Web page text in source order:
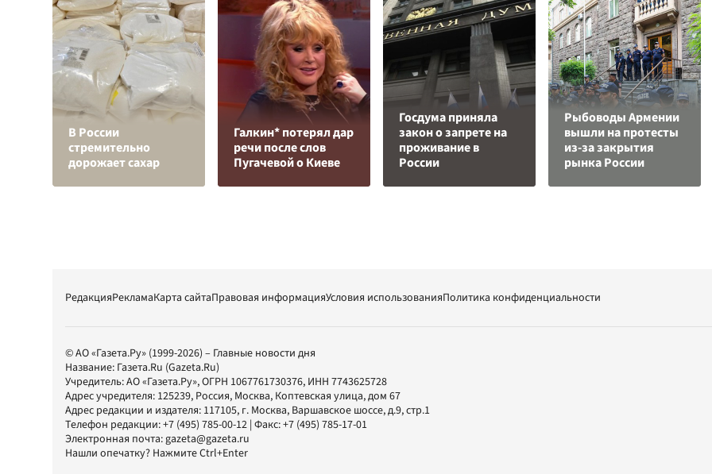
В России
стремительно
дорожает сахар
Галкин* потерял дар
речи после слов
Пугачевой о Киеве
Госдума приняла
закон о запрете на
проживание в
России
Рыбоводы Армении
вышли на протесты
из-за закрытия
рынка России
РедакцияРекламаКарта сайтаПравовая информацияУсловия использованияПолитика конфиденциальности
© АО «Газета.Ру» (1999-2026) – Главные новости дня
Название: Газета.Ru (Gazeta.Ru)
Учредитель:АО «Газета.Ру», ОГРН 1067761730376, ИНН 7743625728
Адрес учредителя: 125239, Россия, Москва, Коптевская улица, дом 67
Адрес редакции и издателя: 117105, г. Москва, Варшавское шоссе, д.9, стр.1
Телефон редакции:+7 (495) 785-00-12 | Факс:+7 (495) 785-17-01
Электронная почта:gazeta@gazeta.ru
Нашли опечатку? Нажмите Ctrl+Enter